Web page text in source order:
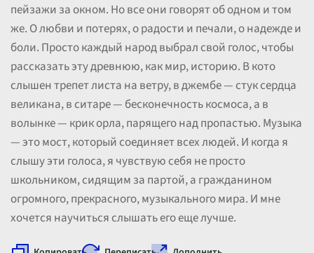
пейзажи за окном. Но все они говорят об одном и том
же. О любви и потерях, о радости и печали, о надежде и
боли. Просто каждый народ выбрал свой голос, чтобы
рассказать эту древнюю, как мир, историю. В кото
слышен трепет листа на ветру, в джембе — стук сердца
великана, в ситаре — бесконечность космоса, а в
волынке — крик орла, парящего над пропастью. Музыка
— это мост, который соединяет всех людей. И когда я
слышу эти голоса, я чувствую себя не просто
школьником, сидящим за партой, а гражданином
огромного, прекрасного, музыкального мира. И мне
хочется научиться слышать его еще лучше.